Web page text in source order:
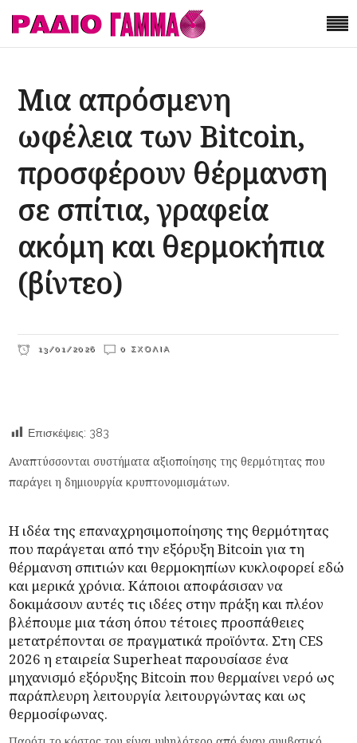
Μια απρόσμενη
ωφέλεια των Bitcoin,
προσφέρουν θέρμανση
σε σπίτια, γραφεία
ακόμη και θερμοκήπια
(βίντεο)
13/01/2026 0 ΣΧΌΛΙΑ
Επισκέψεις: 383
Αναπτύσσονται συστήματα αξιοποίησης της θερμότητας που
παράγει η δημιουργία κρυπτονομισμάτων.
Η ιδέα της επαναχρησιμοποίησης της θερμότητας
που παράγεται από την εξόρυξηBitcoinγια τη
θέρμανση σπιτιών και θερμοκηπίων κυκλοφορεί εδώ
και μερικά χρόνια. Κάποιοι αποφάσισαν να
δοκιμάσουν αυτές τις ιδέες στην πράξη και πλέον
βλέπουμε μια τάση όπου τέτοιες προσπάθειες
μετατρέπονται σε πραγματικά προϊόντα. Στη CES
2026 η εταιρεία Superheat παρουσίασε ένα
μηχανισμό εξόρυξης Bitcoin που θερμαίνει νερό ως
παράπλευρη λειτουργία λειτουργώντας και ως
θερμοσίφωνας.